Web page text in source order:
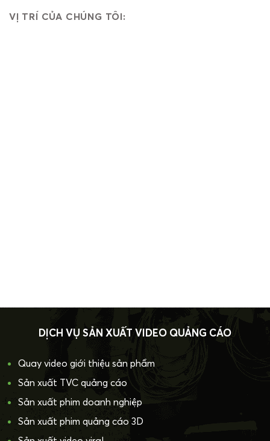
VỊ TRÍ CỦA CHÚNG TÔI:
DỊCH VỤ SẢN XUẤT VIDEO QUẢNG CÁO
Quay video giới thiệu sản phẩm
Sản xuất TVC quảng cáo
Sản xuất phim doanh nghiệp
Sản xuất phim quảng cáo 3D